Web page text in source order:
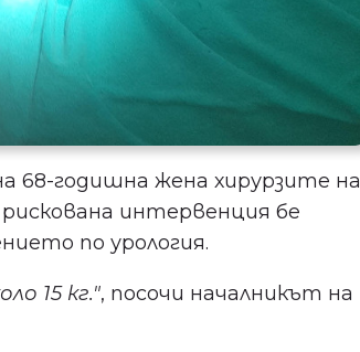
68-годишна жена хирурзите на
интервенция бе
по урология.
15 кг.", посочи началникът на
Не пропускайте важното
за здравето в Пловдив!